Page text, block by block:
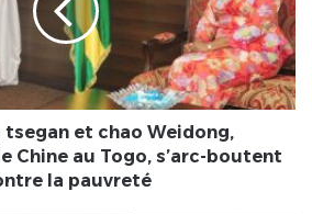
tsegan et chao Weidong,
Chine au Togo, s’arc-boutent
la pauvreté